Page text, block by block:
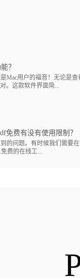
？
Mac用户的福音！无论是
。这款软件界面简...
免费有没有使用限制？
的问题。有时候我们需要
费的在线工...